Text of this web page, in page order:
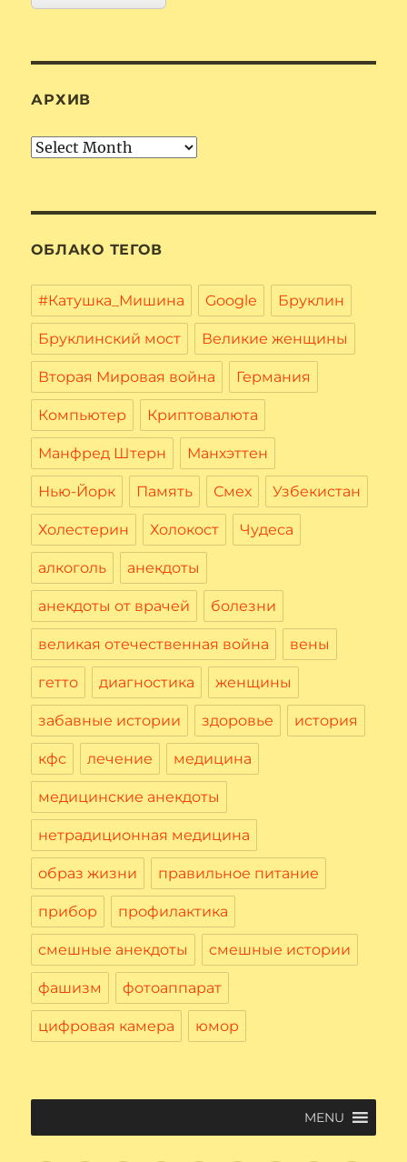
АРХИВ
Архив
ОБЛАКО ТЕГОВ
#Катушка_Мишина Google Бруклин
Бруклинский мост Великие женщины
Вторая Мировая война Германия
Компьютер Криптовалюта
Манфред Штерн Манхэттен
Нью-Йорк Память Смех Узбекистан
Холестерин Холокост Чудеса
алкоголь анекдоты
анекдоты от врачей болезни
великая отечественная война вены
гетто диагностика женщины
забавные истории здоровье история
кфс лечение медицина
медицинские анекдоты
нетрадиционная медицина
образ жизни правильное питание
прибор профилактика
смешные анекдоты смешные истории
фашизм фотоаппарат
цифровая камера юмор
MENU